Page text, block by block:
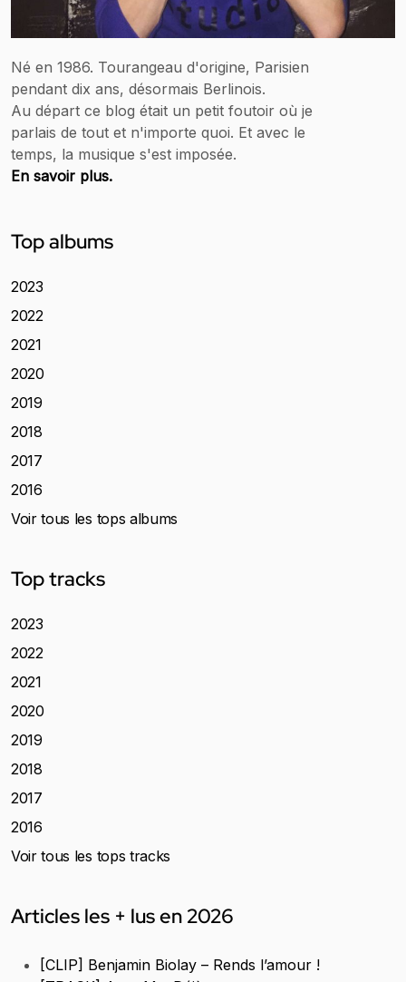
Né en 1986. Tourangeau d'origine, Parisien
pendant dix ans, désormais Berlinois.
Au départ ce blog était un petit foutoir où je
parlais de tout et n'importe quoi. Et avec le
temps, la musique s'est imposée.
En savoir plus.
Top albums
2023
2022
2021
2020
2019
2018
2017
2016
Voir tous les tops albums
Top tracks
2023
2022
2021
2020
2019
2018
2017
2016
Voir tous les tops tracks
Articles les + lus en 2026
[CLIP] Benjamin Biolay – Rends l’amour !